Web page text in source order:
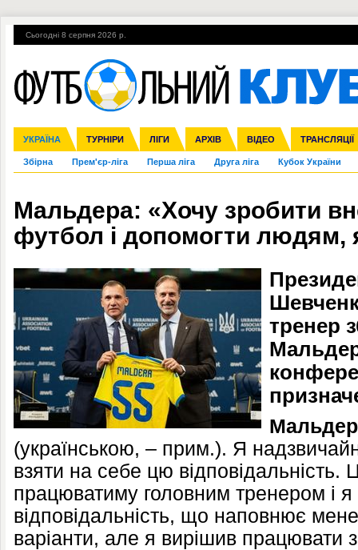
Сьогодні 8 серпня 2026 р.
УКРАЇНА ТУРНІРИ ЛІГИ АРХІВ ВІДЕО ТРАНСЛЯЦІЇ
Збірна Прем'єр-ліга Перша ліга Друга ліга Кубок України
Ліга чемпіонів Ліга Європи Міжнародні Ліга націй Ліга
Англія Іспанія Італія Німеччина Франція Інші
ЧС-2014 ЄВРО-2016 Росія Кубок конфедерацій ЧЄ-2015 (U-
Гарячі теми УПЛ, 2-й тур ВІЙНА УПЛ-ПЕРЕХОДИ
Мальдера: «Хочу зробити
футбол і допомогти людям,
тренер
(українською, – прим.). Я
взяти на себе цю
працюватиму головним тренером і я
відповідальність, що наповнює
варіанти, але я вирішив працювати